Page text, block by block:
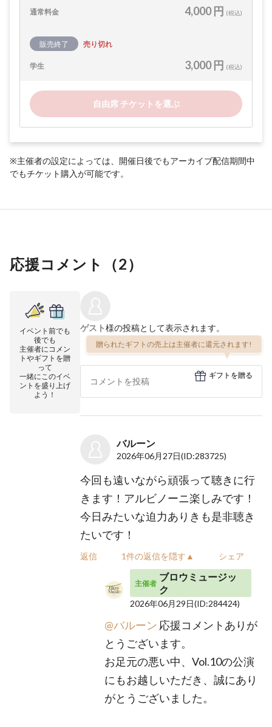
通常料金 4,000 円 (税込)
販売終了 売り切れ
学生 3,000 円 (税込)
自由席 チケットを選ぶ
※主催者の設定によっては、開催日後でもアーカイブ配信期間中
でもチケット購入が可能です。
応援コメント（2）
イベント前でも
後でも
主催者にコメン
トやギフトを贈
って
一緒にこのイベ
ントを盛り上げ
よう！
ゲスト様の投稿として表示されます。
贈られたギフトの売上は主催者に還元されます!
ギフトを贈る
バルーン
2026年06月27日(ID:283725)
今回も遠いながら頑張って聴きに行
きます！アルビノーニ楽しみです！
今日みたいな迫力ありきも是非聴き
たいです！
返信 1件の返信を隠す▲ シェア
主催者
ブロウミュージッ
ク
2026年06月29日(ID:284424)
@バルーン 応援コメントありが
とうございます。
お足元の悪い中、Vol.10の公演
にもお越しいただき、誠にあり
がとうございました。